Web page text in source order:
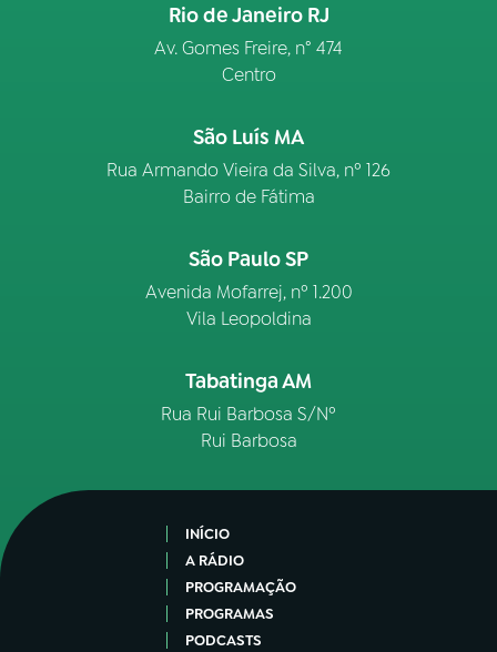
Rio de Janeiro RJ
Av. Gomes Freire, n° 474
Centro
São Luís MA
Rua Armando Vieira da Silva, nº 126
Bairro de Fátima
São Paulo SP
Avenida Mofarrej, nº 1.200
Vila Leopoldina
Tabatinga AM
Rua Rui Barbosa S/Nº
Rui Barbosa
INÍCIO
A RÁDIO
PROGRAMAÇÃO
PROGRAMAS
PODCASTS